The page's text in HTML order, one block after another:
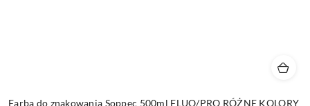
Farba do znakowania Soppec 500ml FLUO/PRO RÓŻNE KOLORY